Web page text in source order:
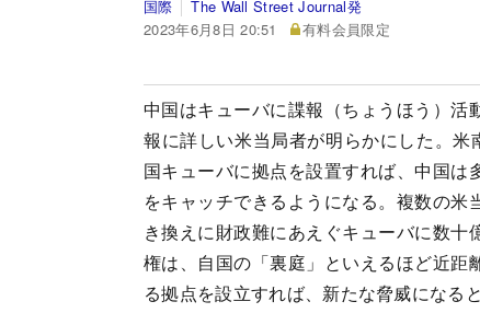
国際
The Wall Street Journal発
2023年6月8日 20:51
有料会員限定
中国はキューバに諜報（ちょうほう）
報に詳しい米当局者が明らかにした。
国キューバに拠点を設置すれば、中国
をキャッチできるようになる。複数の
き換えに財政難にあえぐキューバに数
権は、自国の「裏庭」といえるほど近距
る拠点を設立すれば、新たな脅威になる